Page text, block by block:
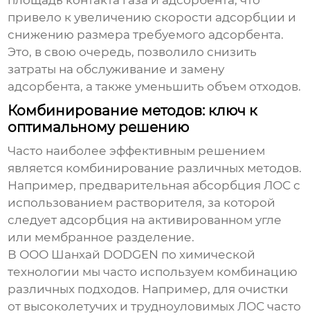
привело к увеличению скорости адсорбции и
снижению размера требуемого адсорбента.
Это, в свою очередь, позволило снизить
затраты на обслуживание и замену
адсорбента, а также уменьшить объем отходов.
Комбинирование методов: ключ к
оптимальному решению
Часто наиболее эффективным решением
является комбинирование различных методов.
Например, предварительная абсорбция ЛОС с
использованием растворителя, за которой
следует адсорбция на активированном угле
или мембранное разделение.
В ООО Шанхай DODGEN по химической
технологии мы часто используем комбинацию
различных подходов. Например, для очистки
от высоколетучих и трудноуловимых ЛОС часто